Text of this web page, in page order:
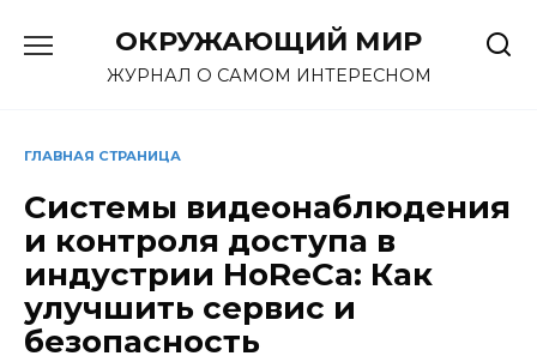
содержанию
ОКРУЖАЮЩИЙ МИР
ЖУРНАЛ О САМОМ ИНТЕРЕСНОМ
ГЛАВНАЯ СТРАНИЦА
Системы видеонаблюдения
и контроля доступа в
индустрии HoReCa: Как
улучшить сервис и
безопасность